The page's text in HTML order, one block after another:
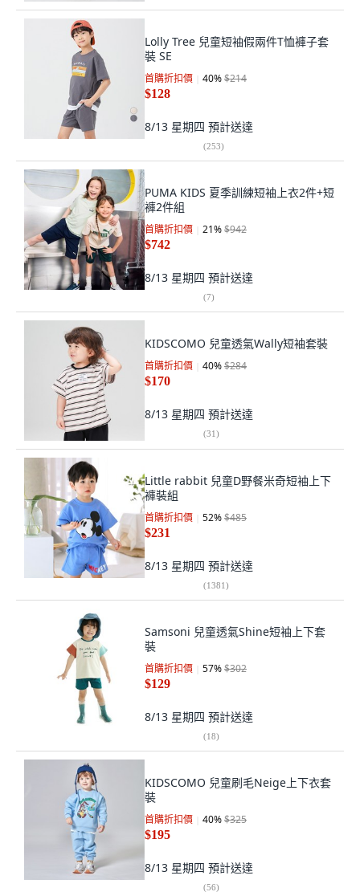
Lolly Tree 兒童短袖假兩件T恤褲子套
裝 SE
首購折扣價 40%$214
$128
8/13 星期四 預計送達
(253)
PUMA KIDS 夏季訓練短袖上衣2件+短
褲2件組
首購折扣價 21%$942
$742
8/13 星期四 預計送達
(7)
KIDSCOMO 兒童透氣Wally短袖套裝
首購折扣價 40%$284
$170
8/13 星期四 預計送達
(31)
Little rabbit 兒童D野餐米奇短袖上下
褲裝組
首購折扣價 52%$485
$231
8/13 星期四 預計送達
(1381)
Samsoni 兒童透氣Shine短袖上下套
裝
首購折扣價 57%$302
$129
8/13 星期四 預計送達
(18)
KIDSCOMO 兒童刷毛Neige上下衣套
裝
首購折扣價 40%$325
$195
8/13 星期四 預計送達
(56)